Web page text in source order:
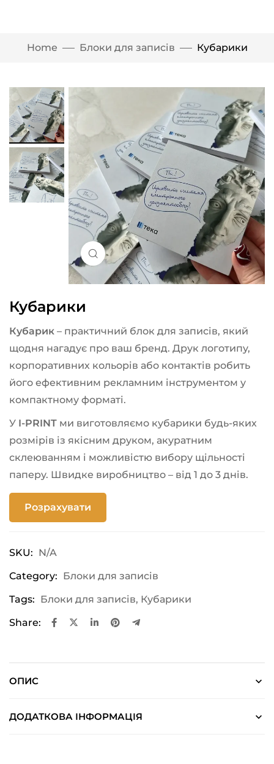
Home Блоки для записів Кубарики
Click to enlarge
Кубарики
Кубарик – практичний блок для записів, який
щодня нагадує про ваш бренд. Друк логотипу,
корпоративних кольорів або контактів робить
його ефективним рекламним інструментом у
компактному форматі.
У I-PRINT ми виготовляємо кубарики будь-яких
розмірів із якісним друком, акуратним
склеюванням і можливістю вибору щільності
паперу. Швидке виробництво – від 1 до 3 днів.
Розрахувати
SKU: N/A
Category: Блоки для записів
Tags: Блоки для записів, Кубарики
Share:
ОПИС
ДОДАТКОВА ІНФОРМАЦІЯ